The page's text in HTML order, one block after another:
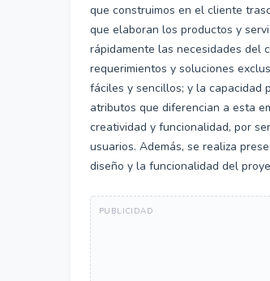
que construimos en el cliente
que elaboran los productos y
rápidamente las necesidades del
requerimientos y soluciones
fáciles y sencillos; y la capacidad
atributos que diferencian a esta
creatividad y funcionalidad, por
usuarios. Además, se realiza
diseño y la funcionalidad del